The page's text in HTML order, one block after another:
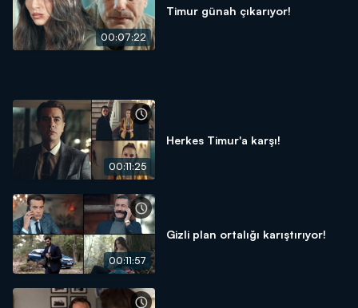
00:07:22
Timur günah çıkarıyor!
00:11:25
Herkes Timur'a karşı!
00:11:57
Gizli plan ortalığı karıştırıyor!